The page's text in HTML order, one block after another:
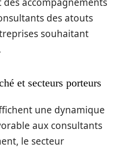
des atouts
souhaitant
et secteurs porteurs
une dynamique
aux consultants
le secteur